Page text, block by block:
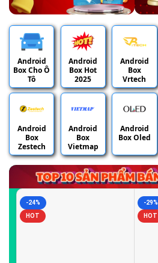
Android
Box Cho Ô
Tô
Android
Box Hot
2025
Android
Box
Vrtech
Android
Box
Zestech
Android
Box
Vietmap
Android
Box Oled
-24%
HOT
-29%
HOT